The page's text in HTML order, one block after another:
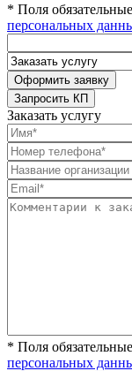
* Поля
персональных
Заказать услугу
* Поля
персональных